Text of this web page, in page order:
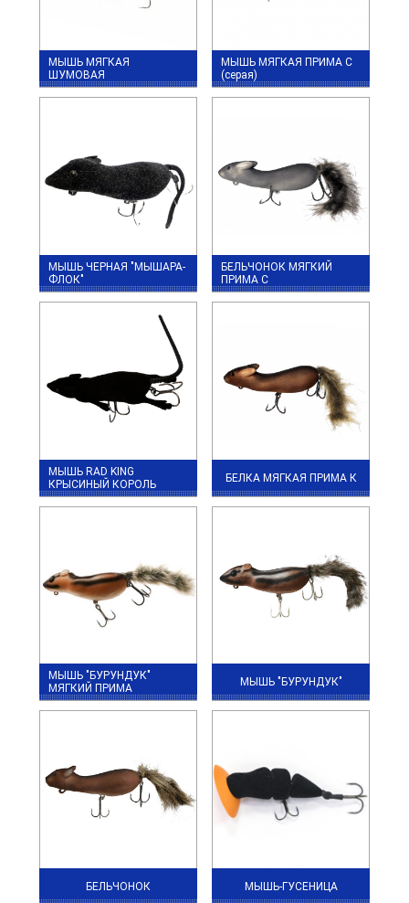
МЫШЬ МЯГКАЯ
ШУМОВАЯ
МЫШЬ МЯГКАЯ ПРИМА С
(серая)
МЫШЬ ЧЕРНАЯ "МЫШАРА-
ФЛОК"
БЕЛЬЧОНОК МЯГКИЙ
ПРИМА С
МЫШЬ RAD KING
КРЫСИНЫЙ КОРОЛЬ
БЕЛКА МЯГКАЯ ПРИМА К
МЫШЬ "БУРУНДУК"
МЯГКИЙ ПРИМА
МЫШЬ "БУРУНДУК"
БЕЛЬЧОНОК МЫШЬ-ГУСЕНИЦА